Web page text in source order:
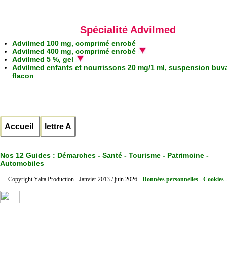
Spécialité Advilmed
Advilmed 100 mg, comprimé enrobé
Advilmed 400 mg, comprimé enrobé
Advilmed 5 %, gel
Advilmed enfants et nourrissons 20 mg/1 ml, suspension
flacon
Accueil lettre A
Nos 12 Guides : Démarches - Santé - Tourisme - Patrimoine -
Automobiles
Copyright Yalta Production - Janvier 2013 / juin 2026 - Données personnelles - Cookies